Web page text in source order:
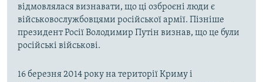
відмовлялася визнавати, що ці озброєні люди є
військовослужбовцями російської армії. Пізніше
президент Росії Володимир Путін визнав, що це були
російські військові.
16 березня 2014 року на території Криму і